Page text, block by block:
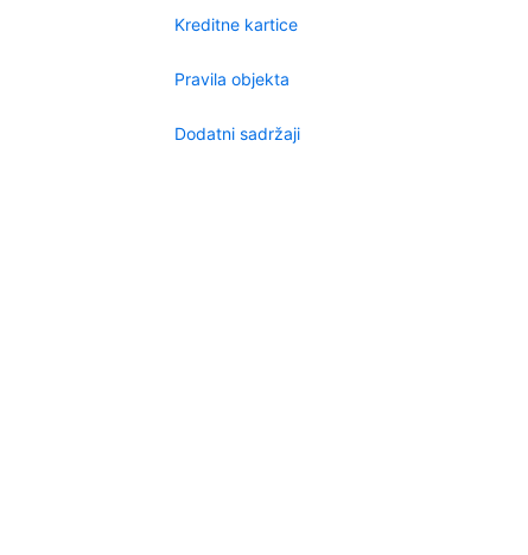
Kreditne kartice
Pravila objekta
Dodatni sadržaji